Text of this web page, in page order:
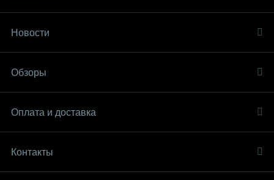
Новости
Обзоры
Оплата и доставка
Контакты